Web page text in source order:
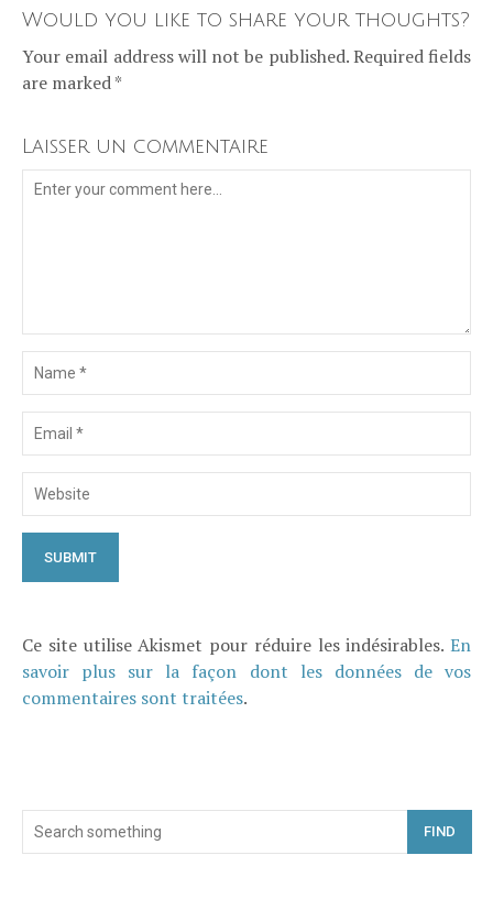
Would you like to share your thoughts?
Your email address will not be published. Required fields
are marked *
Laisser un commentaire
Ce site utilise Akismet pour réduire les indésirables. En
savoir plus sur la façon dont les données de vos
commentaires sont traitées.
FIND